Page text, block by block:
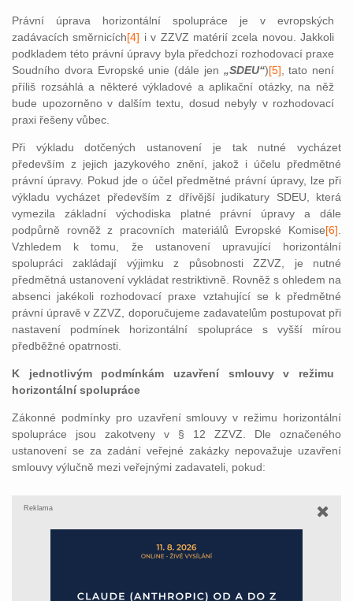
Právní úprava horizontální spolupráce je v evropských
zadávacích směrnicích[4] i v ZZVZ matérií zcela novou. Jakkoli
podkladem této právní úpravy byla předchozí rozhodovací praxe
Soudního dvora Evropské unie (dále jen „SDEU“)[5] , tato není
příliš rozsáhlá a některé výkladové a aplikační otázky, na něž
bude upozorněno v dalším textu, dosud nebyly v rozhodovací
praxi řešeny vůbec.
Při výkladu dotčených ustanovení je tak nutné vycházet
především z jejich jazykového znění, jakož i účelu předmětné
právní úpravy. Pokud jde o účel předmětné právní úpravy, lze při
výkladu vycházet především z dřívější judikatury SDEU, která
vymezila základní východiska platné právní úpravy a dále
podpůrně rovněž z pracovních materiálů Evropské Komise[6]
Vzhledem k tomu, že ustanovení upravující horizontální
spolupráci zakládají výjimku z působnosti ZZVZ, je nutné
předmětná ustanovení vykládat restriktivně. Rovněž s ohledem na
absenci jakékoli rozhodovací praxe vztahující se k předmětné
právní úpravě v ZZVZ, doporučujeme zadavatelům postupovat při
nastavení podmínek horizontální spolupráce s vyšší mírou
předběžné opatrnosti.
K jednotlivým podmínkám uzavření smlouvy v režimu
horizontální spolupráce
Zákonné podmínky pro uzavření smlouvy v režimu horizontální
spolupráce jsou zakotveny v § 12 ZZVZ. Dle označeného
ustanovení se za zadání veřejné zakázky nepovažuje uzavření
smlouvy výlučně mezi veřejnými zadavateli, pokud:
Reklama